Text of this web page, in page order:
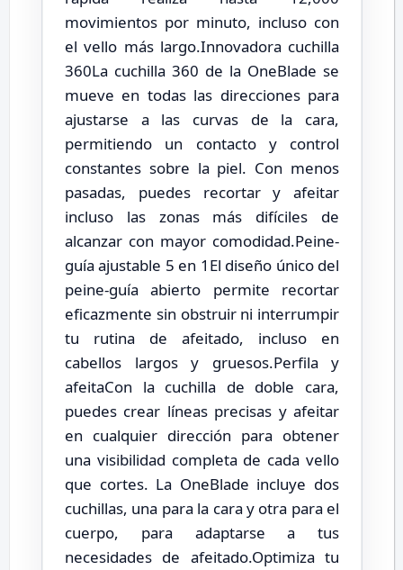
movimientos por minuto, incluso con
el vello más largo.Innovadora cuchilla
360La cuchilla 360 de la OneBlade se
mueve en todas las direcciones para
ajustarse a las curvas de la cara,
permitiendo un contacto y control
constantes sobre la piel. Con menos
pasadas, puedes recortar y afeitar
incluso las zonas más difíciles de
alcanzar con mayor comodidad.Peine-
guía ajustable 5 en 1El diseño único del
peine-guía abierto permite recortar
eficazmente sin obstruir ni interrumpir
tu rutina de afeitado, incluso en
cabellos largos y gruesos.Perfila y
afeitaCon la cuchilla de doble cara,
puedes crear líneas precisas y afeitar
en cualquier dirección para obtener
una visibilidad completa de cada vello
que cortes. La OneBlade incluye dos
cuchillas, una para la cara y otra para el
cuerpo, para adaptarse a tus
necesidades de afeitado.Optimiza tu